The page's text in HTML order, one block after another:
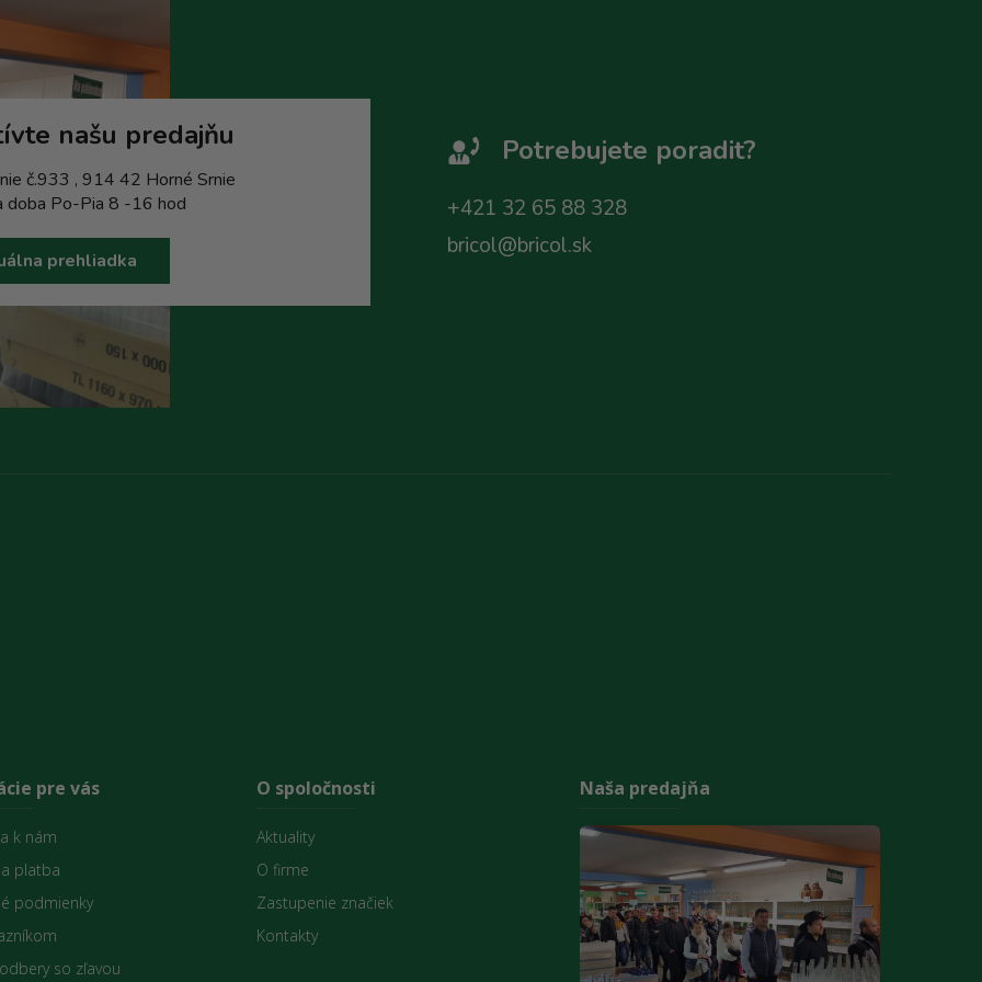
našu predajňu
č.933 , 914 42 Horné Srnie
doba Po-Pia 8 -16 hod
prehliadka
Potrebujete poradit?
+421 32 65 88 328
bricol@bricol.sk
pre vás
k nám
platba
podmienky
so zľavou
O spoločnosti
Aktuality
O firme
Zastupenie značiek
Kontakty
Naša predajňa